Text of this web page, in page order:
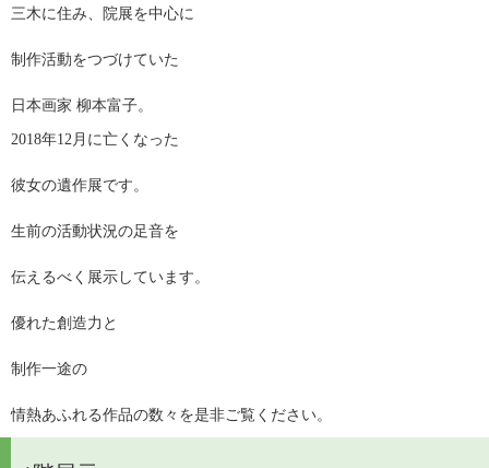
三木に住み、院展を中心に
制作活動をつづけていた
日本画家 柳本富子。
2018年12月に亡くなった
彼女の遺作展です。
生前の活動状況の足音を
伝えるべく展示しています。
優れた創造力と
制作一途の
情熱あふれる作品の数々を是非ご覧ください。